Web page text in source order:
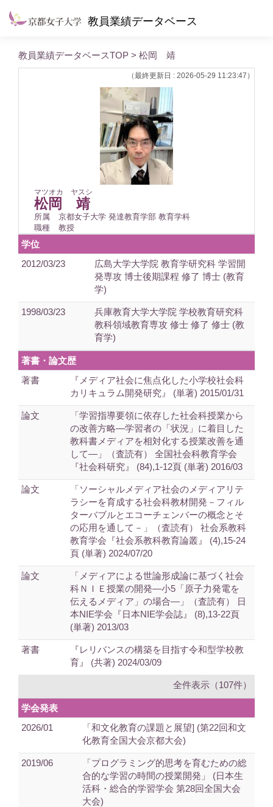
教員業績データベース
教員業績データベースTOP > 松岡 靖
（最終更新日 : 2026-05-29 11:23:47）
マツオカ ヤスシ
松岡 靖
所属
京都女子大学 発達教育学部 教育学科
職種
教授
学位
2012/03/23
広島大学大学院 教育学研究科 学習開
発専攻 博士後期課程 修了 博士 (教育
学)
1998/03/23
兵庫教育大学大学院 学校教育研究科
教科領域教育専攻 修士 修了 修士 (教
育学)
著書・論文歴
著書
『メディア社会に焦点化した小学校社会科
カリキュラム開発研究』 (単著) 2015/01/31
論文
「学習指導要領に依存した社会科授業から
の改善方略―学習者の「状況」に着目した
教科書メディアを相対化する授業改善を通
して―」（査読有） 全国社会科教育学会
『社会科研究』 (84),1-12頁 (単著) 2016/03
論文
「ソーシャルメディア社会のメディアリテ
ラシーを育成する社会科教材開発－フィル
ターバブルとエコーチェンバーの概念とそ
の応用を通して－」（査読有） 社会系教科
教育学会『社会系教科教育論叢』 (4),15-24
頁 (単著) 2024/07/20
論文
「メディアによる世論形成論に基づく社会
科ＮＩＥ授業の開発―小5「原子力発電を
伝えるメディア」の場合―」（査読有） 日
本NIE学会『日本NIE学会誌』 (8),13-22頁
(単著) 2013/03
著書
『レリバンスの構築を目指す令和型学校教
育』 (共著) 2024/03/09
全件表示（107件）
学会発表
2026/01
「和文化教育の課題と展望] (第22回和文
化教育全国大会京都大会)
2019/06
「プログラミング的思考を育むための総
合的な学習の時間の授業開発」 (日本生
活科・総合的学習学会 第28回全国大会
大会)